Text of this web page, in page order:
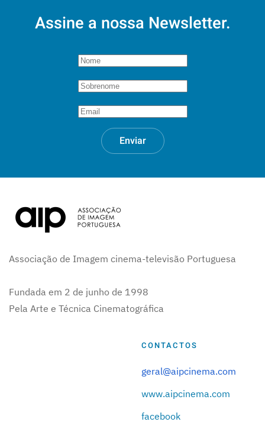
Assine a nossa Newsletter.
Enviar
Associação de Imagem cinema-televisão Portuguesa
Fundada em 2 de junho de 1998
Pela Arte e Técnica Cinematográfica
CONTACTOS
geral@aipcinema.com
www.aipcinema.com
facebook